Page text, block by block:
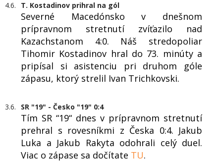
4.6. T. Kostadinov prihral na gól
Severné Macedónsko v dnešnom
prípravnom stretnutí zvíťazilo nad
Kazachstanom 4:0. Náš stredopoliar
Tihomir Kostadinov hral do 73. minúty a
pripísal si asistenciu pri druhom góle
zápasu, ktorý strelil Ivan Trichkovski.
3.6. SR "19" - Česko "19" 0:4
Tím SR “19“ dnes v prípravnom stretnutí
prehral s rovesníkmi z Česka 0:4. Jakub
Luka a Jakub Rakyta odohrali celý duel.
Viac o zápase sa dočítate TU.